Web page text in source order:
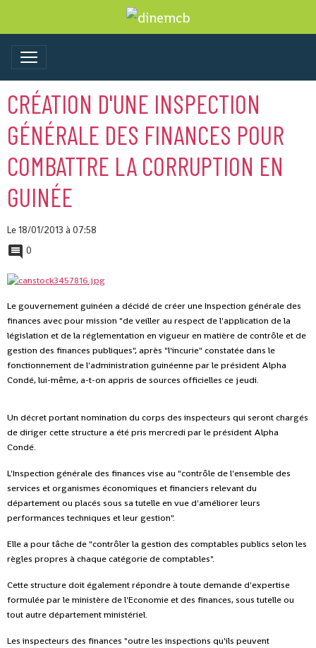
CRÉATION D'UNE INSPECTION
GÉNÉRALE DES FINANCES POUR
COMBATTRE LA CORRUPTION EN
GUINÉE
Le 18/01/2013 à 07:58
0
Le gouvernement guinéen a décidé de créer une Inspection générale des
finances avec pour mission "de veiller au respect de l'application de la
législation et de la réglementation en vigueur en matière de contrôle et de
gestion des finances publiques", après "l'incurie" constatée dans le
fonctionnement de l'administration guinéenne par le président Alpha
Condé, lui-même, a-t-on appris de sources officielles ce jeudi.
Un décret portant nomination du corps des inspecteurs qui seront chargés
de diriger cette structure a été pris mercredi par le président Alpha
Condé.
L'Inspection générale des finances vise au "contrôle de l'ensemble des
services et organismes économiques et financiers relevant du
département ou placés sous sa tutelle en vue d'améliorer leurs
performances techniques et leur gestion".
Elle a pour tâche de "contrôler la gestion des comptables publics selon les
règles propres à chaque catégorie de comptables".
Cette structure doit également répondre à toute demande d'expertise
formulée par le ministère de l'Economie et des finances, sous tutelle ou
tout autre département ministériel.
Les inspecteurs des finances "outre les inspections qu'ils peuvent